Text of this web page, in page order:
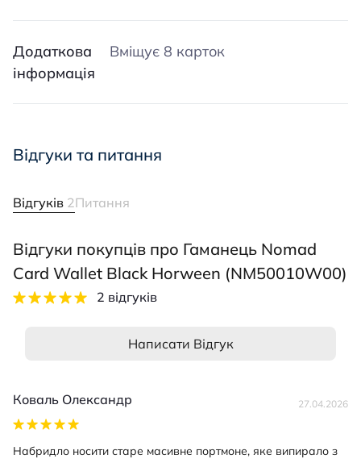
Додаткова
інформація
Вміщує 8 карток
Відгуки та питання
Відгуків 2Питання
Відгуки покупців про Гаманець Nomad
Card Wallet Black Horween (NM50010W00)
2 відгуків
Написати Відгук
Коваль Олександр 27.04.2026
Набридло носити старе масивне портмоне, яке випирало з